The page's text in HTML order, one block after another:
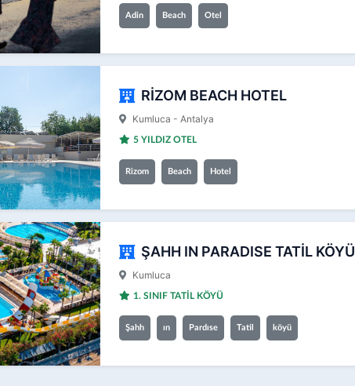
Adin Beach Otel
RİZOM BEACH HOTEL
Kumluca - Antalya
5 YILDIZ OTEL
Rizom Beach Hotel
ŞAHH IN PARADISE TATİL KÖYÜ
Kumluca
1. SINIF TATİL KÖYÜ
Şahh ın Pardıse Tatil köyü